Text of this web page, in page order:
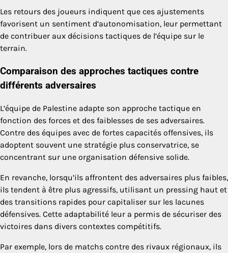
Les retours des joueurs indiquent que ces ajustements
favorisent un sentiment d’autonomisation, leur permettant
de contribuer aux décisions tactiques de l’équipe sur le
terrain.
Comparaison des approches tactiques contre
différents adversaires
L’équipe de Palestine adapte son approche tactique en
fonction des forces et des faiblesses de ses adversaires.
Contre des équipes avec de fortes capacités offensives, ils
adoptent souvent une stratégie plus conservatrice, se
concentrant sur une organisation défensive solide.
En revanche, lorsqu’ils affrontent des adversaires plus faibles,
ils tendent à être plus agressifs, utilisant un pressing haut et
des transitions rapides pour capitaliser sur les lacunes
défensives. Cette adaptabilité leur a permis de sécuriser des
victoires dans divers contextes compétitifs.
Par exemple, lors de matchs contre des rivaux régionaux, ils